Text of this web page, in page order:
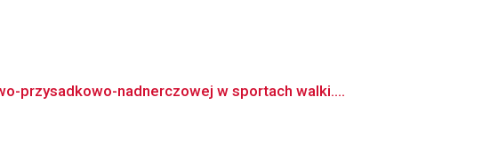
przysadkowo-nadnerczowej w sportach walki....